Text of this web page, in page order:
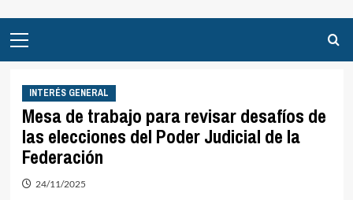
Menu
INTERÉS GENERAL
Mesa de trabajo para revisar desafíos de
las elecciones del Poder Judicial de la
Federación
24/11/2025